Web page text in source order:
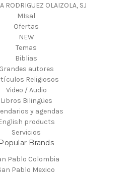
RODRIGUEZ OLAIZOLA, SJ
MIsal
Ofertas
NEW
Temas
Biblias
Grandes autores
Religiosos
Video / Audio
Libros Bilingües
y agendas
products
Servicios
Popular Brands
Pablo Colombia
Pablo Mexico